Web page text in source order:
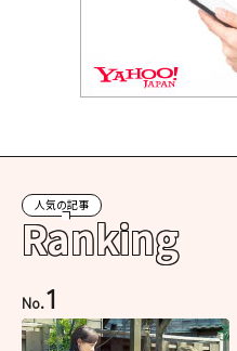
人気の記事
Ranking
No.1